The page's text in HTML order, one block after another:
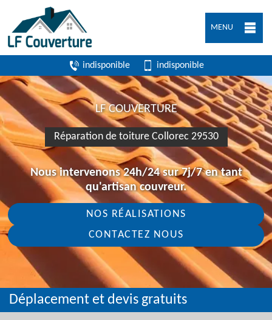
MENU
indisponible indisponible
LF COUVERTURE
Réparation de toiture Collorec 29530
Nous intervenons 24h/24 sur 7j/7 en tant
qu'artisan couvreur.
NOS RÉALISATIONS
CONTACTEZ NOUS
Déplacement et devis gratuits